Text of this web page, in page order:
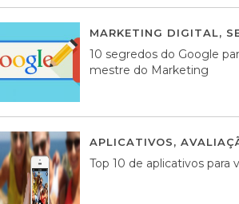
MARKETING DIGITAL,
10 segredos do Google
mestre do Marketing
APLICATIVOS,
Top 10 de aplicativos para